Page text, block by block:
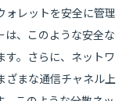
ォレットを安全に管理
は、このような安全な
す。さらに、ネットワ
ざまな通信チャネル上